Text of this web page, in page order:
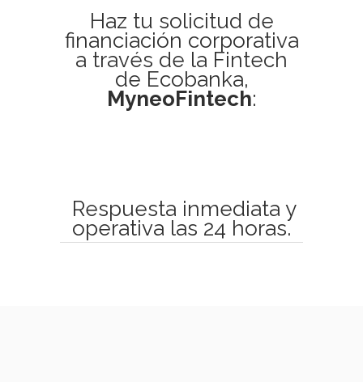
Haz tu solicitud de
financiación corporativa
a través de la Fintech
de Ecobanka,
MyneoFintech:
Respuesta inmediata y
operativa las 24 horas.